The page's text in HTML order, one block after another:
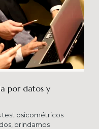
por datos y
test psicométricos
brindamos